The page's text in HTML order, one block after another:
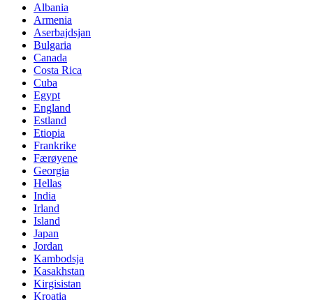
Albania
Armenia
Aserbajdsjan
Bulgaria
Canada
Costa Rica
Cuba
Egypt
England
Estland
Etiopia
Frankrike
Færøyene
Georgia
Hellas
India
Irland
Island
Japan
Jordan
Kambodsja
Kasakhstan
Kirgisistan
Kroatia